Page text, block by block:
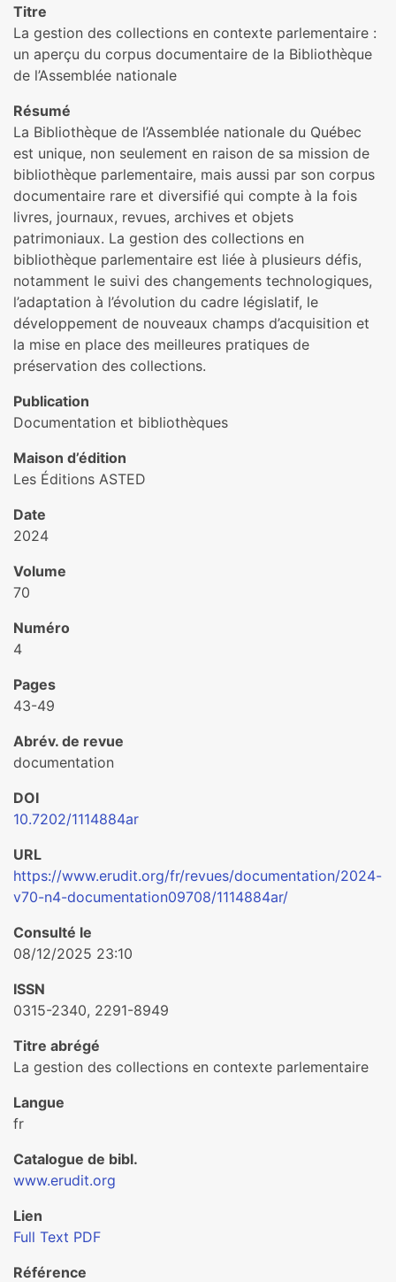
Titre
La gestion des collections en contexte parlementaire :
un aperçu du corpus documentaire de la Bibliothèque
de l’Assemblée nationale
Résumé
La Bibliothèque de l’Assemblée nationale du Québec
est unique, non seulement en raison de sa mission de
bibliothèque parlementaire, mais aussi par son corpus
documentaire rare et diversifié qui compte à la fois
livres, journaux, revues, archives et objets
patrimoniaux. La gestion des collections en
bibliothèque parlementaire est liée à plusieurs défis,
notamment le suivi des changements technologiques,
l’adaptation à l’évolution du cadre législatif, le
développement de nouveaux champs d’acquisition et
la mise en place des meilleures pratiques de
préservation des collections.
Publication
Documentation et bibliothèques
Maison d’édition
Les Éditions ASTED
Date
2024
Volume
70
Numéro
4
Pages
43-49
Abrév. de revue
documentation
DOI
10.7202/1114884ar
URL
https://www.erudit.org/fr/revues/documentation/2024-
v70-n4-documentation09708/1114884ar/
Consulté le
08/12/2025 23:10
ISSN
0315-2340, 2291-8949
Titre abrégé
La gestion des collections en contexte parlementaire
Langue
fr
Catalogue de bibl.
www.erudit.org
Lien
Full Text PDF
Référence